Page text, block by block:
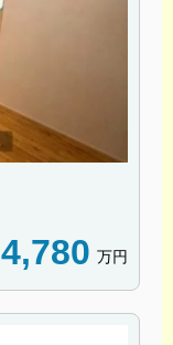
4,780 万円